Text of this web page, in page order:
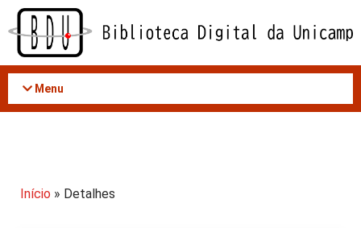
Acessar
conteúdo
Menu
Início » Detalhes